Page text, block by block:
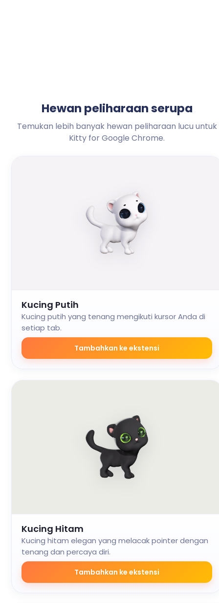
Hewan peliharaan serupa
Temukan lebih banyak hewan peliharaan lucu untuk
Kitty for Google Chrome.
Kucing Putih
Kucing putih yang tenang mengikuti kursor Anda di
setiap tab.
Tambahkan ke ekstensi
Kucing Hitam
Kucing hitam elegan yang melacak pointer dengan
tenang dan percaya diri.
Tambahkan ke ekstensi